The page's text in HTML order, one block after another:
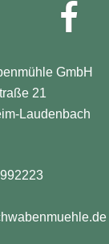
GmbH
21
Laudenbach